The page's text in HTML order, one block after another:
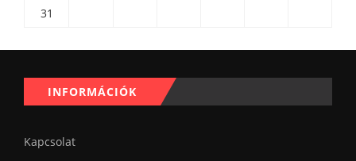
31
INFORMÁCIÓK
Kapcsolat